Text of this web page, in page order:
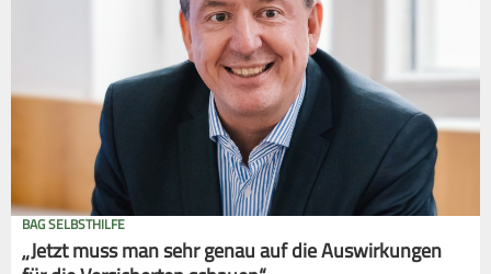
BAG SELBSTHILFE
„Jetzt muss man sehr genau auf die Auswirkungen